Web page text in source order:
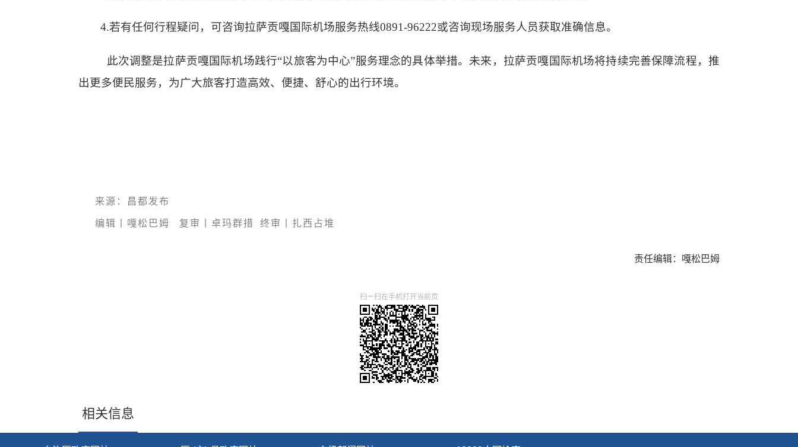
4.若有任何行程疑问，可咨询拉萨贡嘎国际机场服务热线0891-96222或咨询现场服务人员获取准确信息。
此次调整是拉萨贡嘎国际机场践行“以旅客为中心”服务理念的具体举措。未来，拉萨贡嘎国际机场将持续完善保障流程，推
出更多便民服务，为广大旅客打造高效、便捷、舒心的出行环境。
来源：昌都发布
编辑丨嘎松巴姆 复审丨卓玛群措 终审丨扎西占堆
责任编辑：嘎松巴姆
扫一扫在手机打开当前页
相关信息